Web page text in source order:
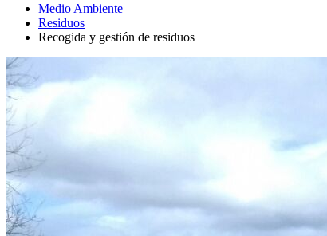
Medio Ambiente
Residuos
Recogida y gestión de residuos